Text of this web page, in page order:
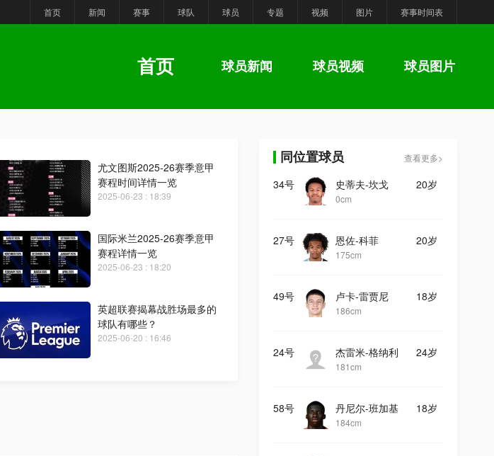
首页 新闻 赛事 球队 球员 专题 视频 图片 赛事时间表
首页 球员新闻 球员视频 球员图片
尤文图斯2025-26赛季意甲
赛程时间详情一览
2025-06-23 : 18:39
国际米兰2025-26赛季意甲
赛程详情一览
2025-06-23 : 18:20
英超联赛揭幕战胜场最多的
球队有哪些？
2025-06-20 : 16:46
同位置球员 查看更多>
34号 20岁
史蒂夫-坎戈
0cm
27号 20岁
恩佐-科菲
175cm
49号 18岁
卢卡-雷贾尼
186cm
24号 24岁
杰雷米-格纳利
181cm
58号 18岁
丹尼尔-班加基
184cm